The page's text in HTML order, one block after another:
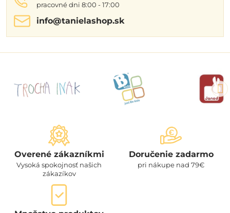
pracovné dni 8:00 - 17:00
info​@tanielashop​.sk
Overené zákazníkmi
Vysoká spokojnosť našich
zákazíkov
Doručenie zadarmo
pri nákupe nad 79€